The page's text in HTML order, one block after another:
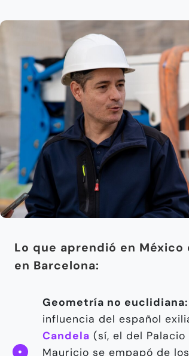
Lo que aprendió en
en Barcelona:
Geometría no euclidiana:
influencia del español
Candela (sí, el del
Mauricio se empapó de